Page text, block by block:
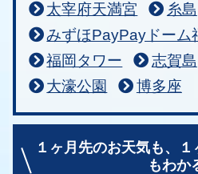
太宰府天満宮 糸島
みずほPayPayドーム
福岡タワー
志賀島
大濠公園
博多座
１ヶ月先のお天気も、
もわか